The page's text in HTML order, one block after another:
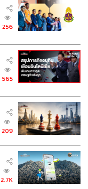
256
565
209
2.7K